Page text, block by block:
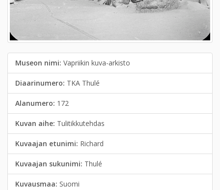
Museon nimi: Vapriikin kuva-arkisto
Diaarinumero: TKA Thulé
Alanumero: 172
Kuvan aihe: Tulitikkutehdas
Kuvaajan etunimi: Richard
Kuvaajan sukunimi: Thulé
Kuvausmaa: Suomi